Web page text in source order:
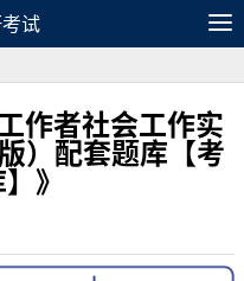
试
作者社会工作实
）配套题库【考
》